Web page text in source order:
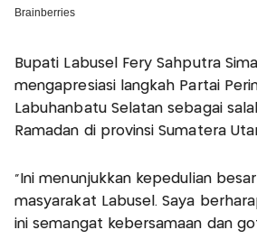
Bupati Labusel Fery Sahputra
mengapresiasi langkah Partai
Labuhanbatu Selatan sebagai
Ramadan di provinsi Sumatera
"Ini menunjukkan kepedulian
masyarakat Labusel. Saya
ini semangat kebersamaan dan